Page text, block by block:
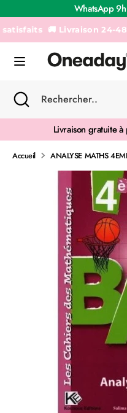
au
contenu
WhatsApp
🚚 Livraison 24-48h |
RechercheRechercher..
RechercheRechercher..
Fermer
la
recherche
Livraison gratuite
Accueil ANALYSE MATHS